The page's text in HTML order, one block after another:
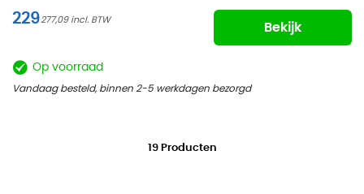
229277,09
Bekijk
Op voorraad
Vandaag besteld, binnen 2-5 werkdagen bezorgd
19Producten